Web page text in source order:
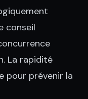
conseil
La rapidité
pour prévenir la